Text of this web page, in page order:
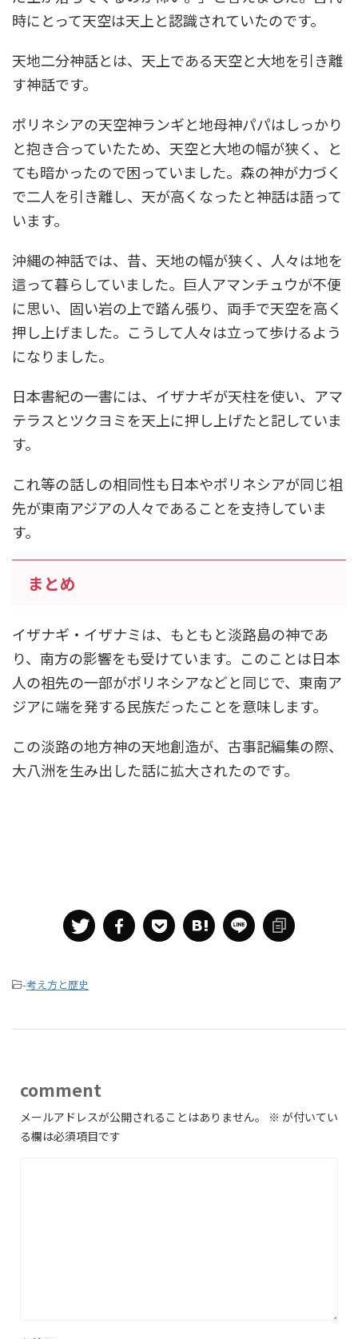
時にとって天空は天上と認識されていたのです。
天地二分神話とは、天上である天空と大地を引き離
す神話です。
ポリネシアの天空神ランギと地母神パパはしっかり
と抱き合っていたため、天空と大地の幅が狭く、と
ても暗かったので困っていました。森の神が力づく
で二人を引き離し、天が高くなったと神話は語って
います。
沖縄の神話では、昔、天地の幅が狭く、人々は地を
這って暮らしていました。巨人アマンチュウが不便
に思い、固い岩の上で踏ん張り、両手で天空を高く
押し上げました。こうして人々は立って歩けるよう
になりました。
日本書紀の一書には、イザナギが天柱を使い、アマ
テラスとツクヨミを天上に押し上げたと記していま
す。
これ等の話しの相同性も日本やポリネシアが同じ祖
先が東南アジアの人々であることを支持していま
す。
まとめ
イザナギ・イザナミは、もともと淡路島の神であ
り、南方の影響をも受けています。このことは日本
人の祖先の一部がポリネシアなどと同じで、東南ア
ジアに端を発する民族だったことを意味します。
この淡路の地方神の天地創造が、古事記編集の際、
大八洲を生み出した話に拡大されたのです。
-考え方と歴史
comment
メールアドレスが公開されることはありません。 ※ が付いてい
る欄は必須項目です